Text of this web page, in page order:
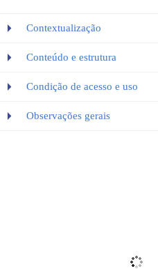
Contextualização
Conteúdo e estrutura
Condição de acesso e uso
Observações gerais